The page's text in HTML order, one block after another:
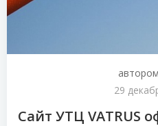
автором
29
Сайт УТЦ VATRUS